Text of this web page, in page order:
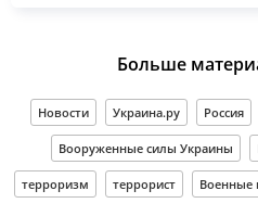
Больше
Новости Украина.ру Россия
Вооруженные силы Украины
терроризм террорист Военные